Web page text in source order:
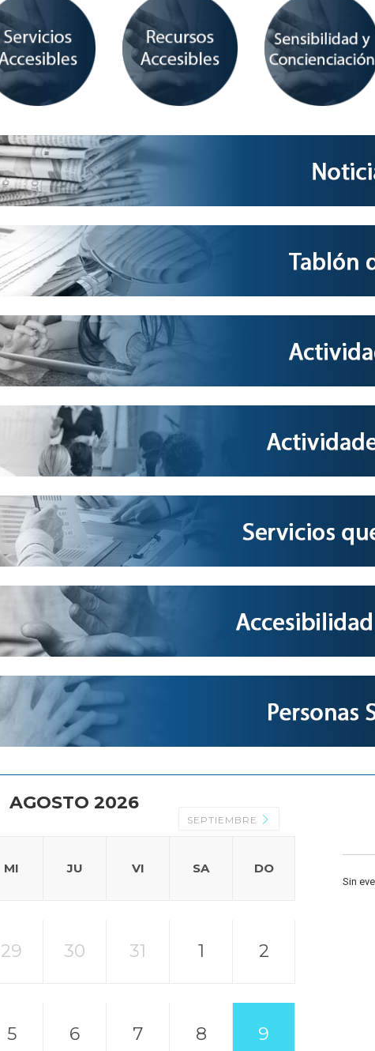
AGOSTO 2026
SEPTIEMBRE
MI JU VI SA DO
29 30 31 1 2
5 6 7 8 9
Sin